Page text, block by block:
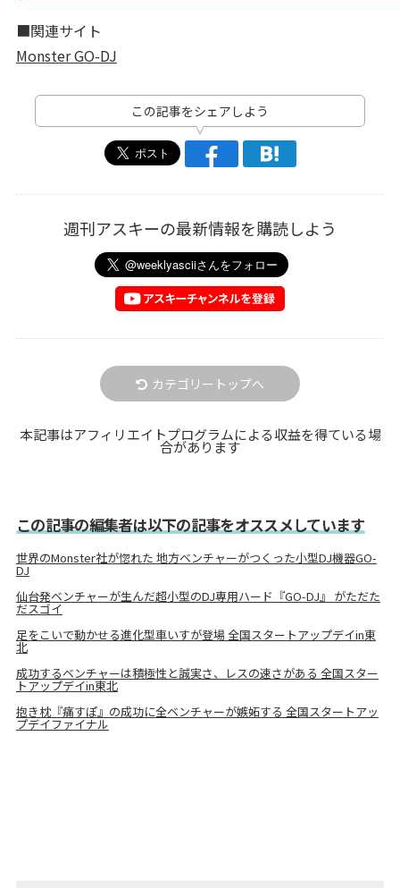
■関連サイト
Monster GO-DJ
この記事をシェアしよう
週刊アスキーの最新情報を購読しよう
カテゴリートップへ
本記事はアフィリエイトプログラムによる収益を得ている場
合があります
この記事の編集者は以下の記事をオススメしています
世界のMonster社が惚れた 地方ベンチャーがつくった小型DJ機器GO-
DJ
仙台発ベンチャーが生んだ超小型のDJ専用ハード『GO-DJ』 がただた
だスゴイ
足をこいで動かせる進化型車いすが登場 全国スタートアップデイin東
北
成功するベンチャーは積極性と誠実さ、レスの速さがある 全国スター
トアップデイin東北
抱き枕『痛すぽ』の成功に全ベンチャーが嫉妬する 全国スタートアッ
プデイファイナル